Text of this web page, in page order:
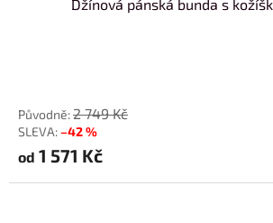
Džínová pánská bunda s
2 749 Kč
–42 %
od 1 571 Kč